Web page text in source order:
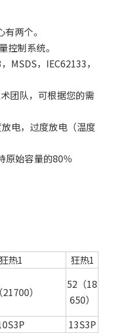
两个。
控制系统。
MSDS，IEC62133，
团队，可根据您的需
电，过度放电（温度
原始容量的80％
狂热1
狂热1
）
52（18
650）
13S3P